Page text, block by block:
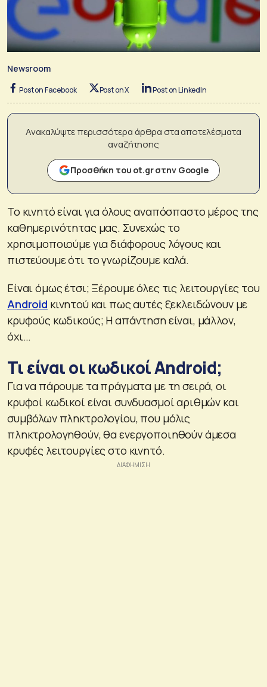
Newsroom
Post on Facebook Post on X Post on LinkedIn
Ανακαλύψτε περισσότερα άρθρα στα αποτελέσματα
αναζήτησης
Προσθήκη του ot.gr στην Google
Το κινητό είναι για όλους αναπόσπαστο μέρος της
καθημερινότητας μας. Συνεχώς το
χρησιμοποιούμε για διάφορους λόγους και
πιστεύουμε ότι το γνωρίζουμε καλά.
Είναι όμως έτσι; Ξέρουμε όλες τις λειτουργίες του
Android κινητού και πως αυτές ξεκλειδώνουν με
κρυφούς κωδικούς; Η απάντηση είναι, μάλλον,
όχι…
Τι είναι οι κωδικοί Android;
Για να πάρουμε τα πράγματα με τη σειρά, οι
κρυφοί κωδικοί είναι συνδυασμοί αριθμών και
συμβόλων πληκτρολογίου, που μόλις
πληκτρολογηθούν, θα ενεργοποιηθούν άμεσα
κρυφές λειτουργίες στο κινητό.